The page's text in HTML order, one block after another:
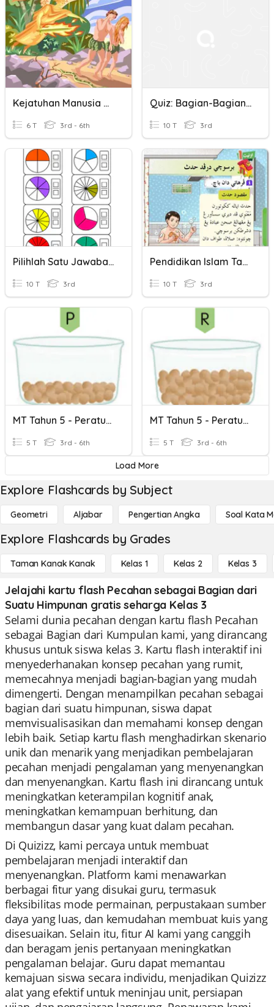
Kejatuhan Manusia Dan Kebebasan Sebagai Anugerah Dari Allah
6 T 3rd - 6th
Quiz: Bagian-Bagian Dari Bunga
10 T 3rd
Pilihlah Satu Jawaban Yang Benar Dari Soal-Soal Pecahan Berikut
10 T 3rd
Pendidikan Islam Tahun 3 Bersuci Dari Hadas - Bahagian 2
10 T 3rd
MT Tahun 5 - Peratus (Nilai Dari Suatu Kuantiti) 2
5 T 3rd - 6th
MT Tahun 5 - Peratus (Nilai Dari Suatu Kuantiti) 1
5 T 3rd - 6th
Load More
Explore Flashcards by Subject
Geometri Aljabar Pengertian Angka Soal Kata
Explore Flashcards by Grades
Taman Kanak Kanak Kelas 1 Kelas 2 Kelas 3
Jelajahi kartu flash Pecahan sebagai Bagian dari
Suatu Himpunan gratis seharga Kelas 3
Selami dunia pecahan dengan kartu flash Pecahan
sebagai Bagian dari Kumpulan kami, yang dirancang
khusus untuk siswa kelas 3. Kartu flash interaktif ini
menyederhanakan konsep pecahan yang rumit,
memecahnya menjadi bagian-bagian yang mudah
dimengerti. Dengan menampilkan pecahan sebagai
bagian dari suatu himpunan, siswa dapat
memvisualisasikan dan memahami konsep dengan
lebih baik. Setiap kartu flash menghadirkan skenario
unik dan menarik yang menjadikan pembelajaran
pecahan menjadi pengalaman yang menyenangkan
dan menyenangkan. Kartu flash ini dirancang untuk
meningkatkan keterampilan kognitif anak,
meningkatkan kemampuan berhitung, dan
membangun dasar yang kuat dalam pecahan.
Di Quizizz, kami percaya untuk membuat
pembelajaran menjadi interaktif dan
menyenangkan. Platform kami menawarkan
berbagai fitur yang disukai guru, termasuk
fleksibilitas mode permainan, perpustakaan sumber
daya yang luas, dan kemudahan membuat kuis yang
disesuaikan. Selain itu, fitur AI kami yang canggih
dan beragam jenis pertanyaan meningkatkan
pengalaman belajar. Guru dapat memantau
kemajuan siswa secara individu, menjadikan Quizizz
alat yang efektif untuk meninjau unit, persiapan